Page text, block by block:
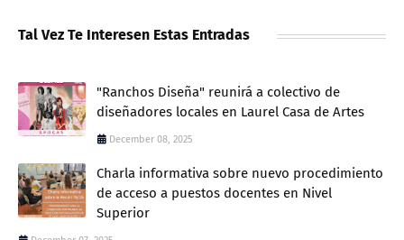
Tal Vez Te Interesen Estas Entradas
"Ranchos Diseña" reunirá a colectivo de
diseñadores locales en Laurel Casa de Artes
December 08, 2025
Charla informativa sobre nuevo procedimiento
de acceso a puestos docentes en Nivel
Superior